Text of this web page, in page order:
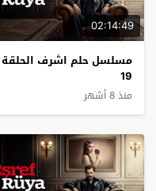
02:14:49
مسلسل حلم اشرف الحلقة
19
منذ 8 أشهر